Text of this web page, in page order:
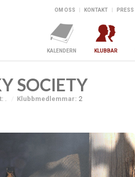
OM OSS KONTAKT PRESS
KALENDERN KLUBBAR
SOCIETY
. Klubbmedlemmar: 2